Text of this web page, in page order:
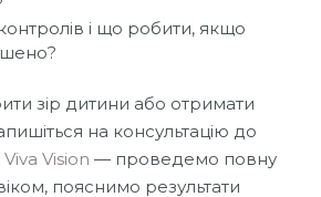
і що робити, якщо
зір дитини або отримати
на консультацію до
Viva Vision — проведемо повну
пояснимо результати